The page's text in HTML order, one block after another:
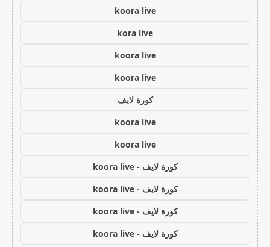
koora live
kora live
koora live
koora live
كورة لايف
koora live
koora live
كورة لايف - koora live
كورة لايف - koora live
كورة لايف - koora live
كورة لايف - koora live